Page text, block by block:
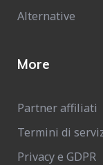
Alternative
More
Partner affiliati
Termini di
Privacy e GDPR